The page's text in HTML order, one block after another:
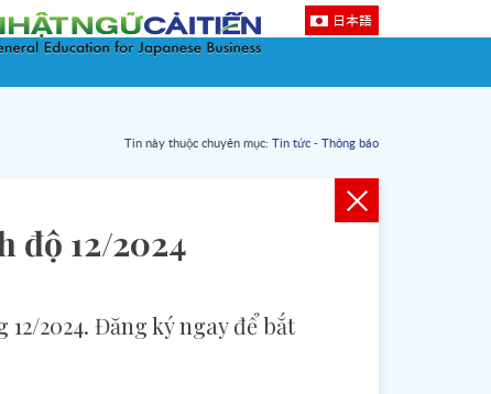
日本語
Tin này thuộc chuyên mục: Tin tức - Thông báo
độ 12/2024
2024. Đăng ký ngay để bắt